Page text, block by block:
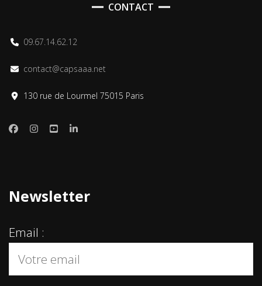
CONTACT
09.67.14.62.12
contact@capsaaa.net
130 rue de Lourmel 75015 Paris
Newsletter
Email :